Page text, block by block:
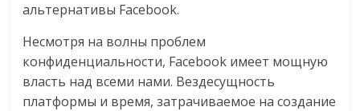
об
онлайн-
торговле,
сервисах
для
альтернативы Facebook.
Несмотря на волны проблем
конфиденциальности, Facebook имеет мощную
власть над всеми нами. Вездесущность
платформы и время, затрачиваемое на создание